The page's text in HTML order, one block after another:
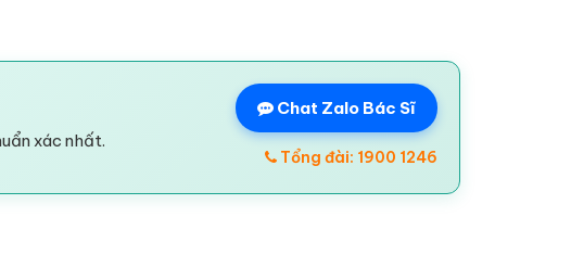
xác nhất.
Chat Zalo Bác Sĩ
Tổng đài: 1900 1246